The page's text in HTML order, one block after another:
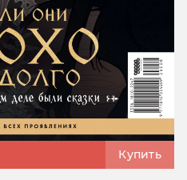
Купить